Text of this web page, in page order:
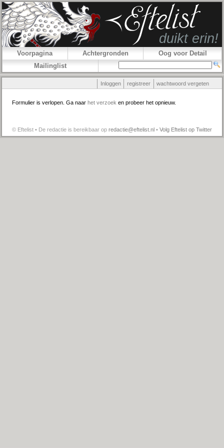
Voorpagina Achtergronden
Oog voor Detail
Mailinglist
Inloggen registreer wachtwoord vergeten
Formulier is verlopen. Ga naar het verzoek en probeer het opnieuw.
© Eftelist • De redactie is bereikbaar op redactie@eftelist.nl • Volg Eftelist op Twitter